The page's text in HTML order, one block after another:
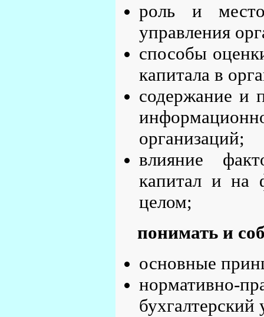
роль и место
управления
способы
капитала в
содержание и
организаций;
влияние
капитал и на
целом;
понимать и
основные
нормативно-
бухгалтерский